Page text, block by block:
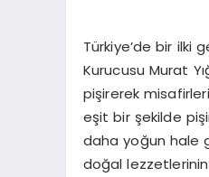
Türkiye’de bir ilki
Kurucusu Murat
pişirerek
eşit bir şekilde
daha yoğun hale
doğal lezzetlerinin